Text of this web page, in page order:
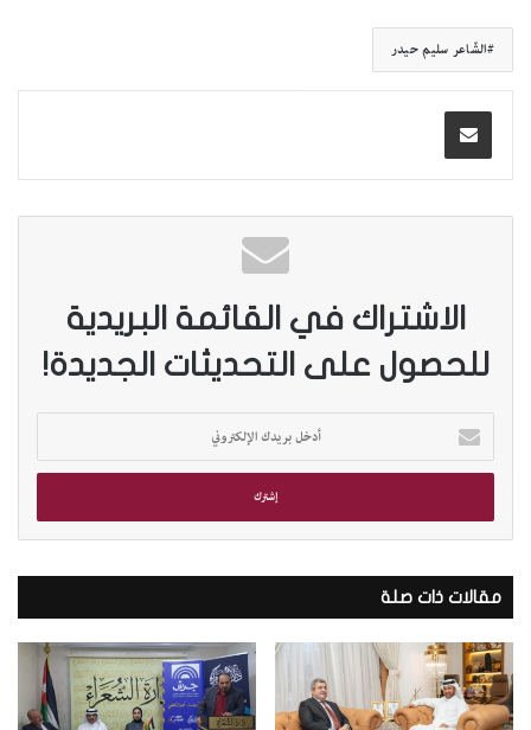
الشّاعر سليم حيدر
الاشتراك في القائمة البريدية
للحصول على التحديثات الجديدة!
خ
ب
ي
د
ك
ا
ل
إ
ل
مقالات ذات صلة